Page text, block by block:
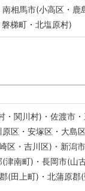
相馬市(小高区・鹿
梯町・北塩原村)
・関川村)・佐渡市
区・安塚区・大島
区・吉川区)・新潟
津南町)・長岡市(山
(田上町)・北蒲原郡